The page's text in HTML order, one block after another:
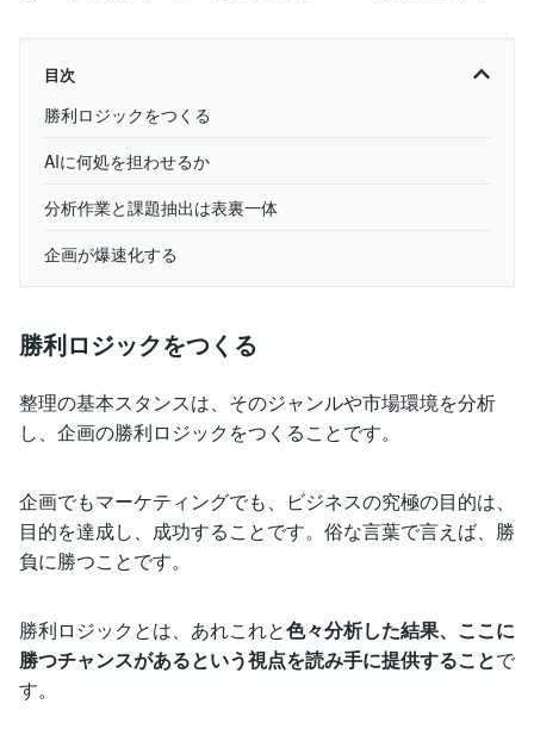
目次
勝利ロジックをつくる
AIに何処を担わせるか
分析作業と課題抽出は表裏一体
企画が爆速化する
勝利ロジックをつくる
整理の基本スタンスは、そのジャンルや市場環境を分析
し、企画の勝利ロジックをつくることです。
企画でもマーケティングでも、ビジネスの究極の目的は、
目的を達成し、成功することです。俗な言葉で言えば、勝
負に勝つことです。
勝利ロジックとは、あれこれと色々分析した結果、ここに
勝つチャンスがあるという視点を読み手に提供することで
す。